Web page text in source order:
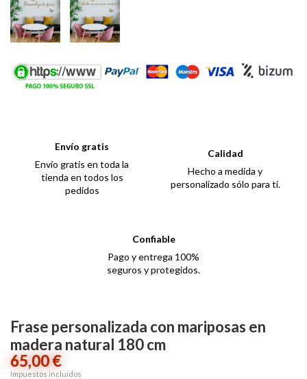
Envío gratis
Envío gratis en toda la
tienda en todos los
pedidos
Calidad
Hecho a medida y
personalizado sólo para ti.
Confiable
Pago y entrega 100%
seguros y protegidos.
Frase personalizada con mariposas en
madera natural 180 cm
65,00 €
Impuestos incluidos